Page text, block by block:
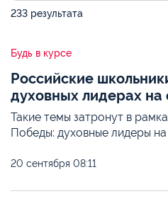
233 результата
Будь в курсе
Российские
духовных лидерах на
Такие темы затронут в
Победы: духовные лидеры
20 сентября 08:11